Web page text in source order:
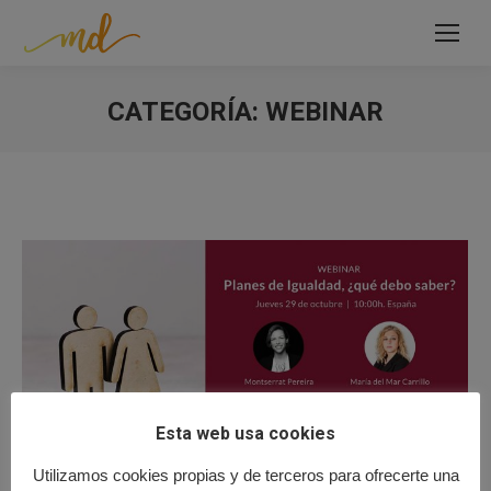
CATEGORÍA: WEBINAR
Esta web usa cookies
Utilizamos cookies propias y de terceros para ofrecerte una